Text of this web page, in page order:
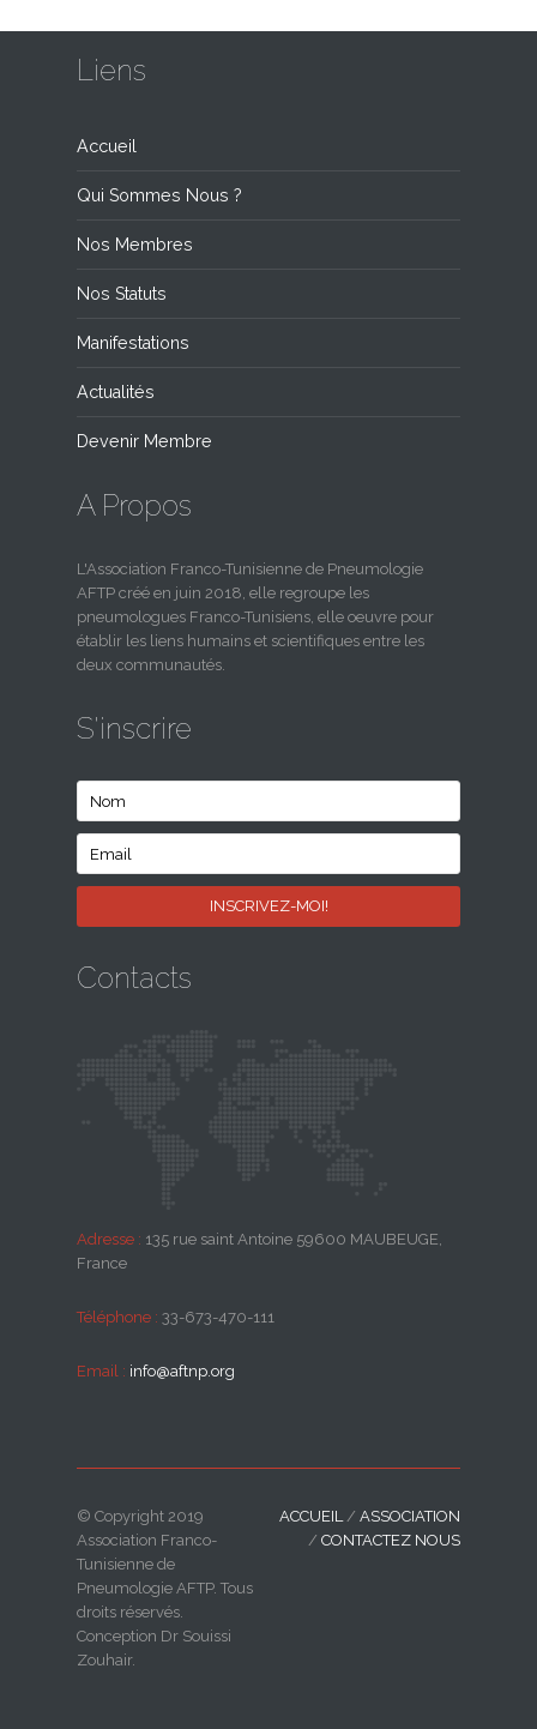
Liens
Accueil
Qui Sommes Nous ?
Nos Membres
Nos Statuts
Manifestations
Actualités
Devenir Membre
A Propos
L'Association Franco-Tunisienne de Pneumologie
AFTP créé en juin 2018, elle regroupe les
pneumologues Franco-Tunisiens, elle oeuvre pour
établir les liens humains et scientifiques entre les
deux communautés.
S'inscrire
Contacts
Adresse : 135 rue saint Antoine 59600 MAUBEUGE,
France
Téléphone : 33-673-470-111
Email : info@aftnp.org
© Copyright 2019
Association Franco-
Tunisienne de
Pneumologie AFTP. Tous
droits réservés.
Conception Dr Souissi
Zouhair.
ACCUEIL/ ASSOCIATION
/ CONTACTEZ NOUS